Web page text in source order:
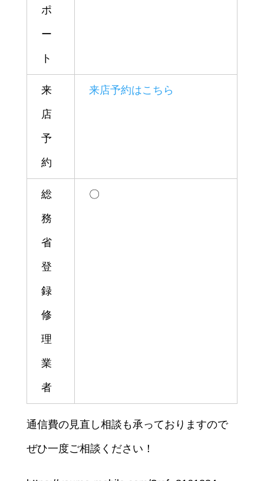
ポ
ー
ト
来
店
予
約
来店予約はこちら
総
務
省
登
録
修
理
業
者
〇
通信費の見直し相談も承っておりますので
ぜひ一度ご相談ください！